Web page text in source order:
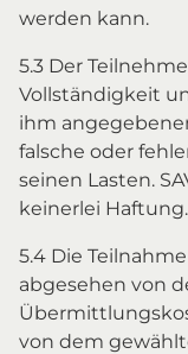
werden kann.
5.3 Der
Vollständigkeit
ihm
falsche oder
seinen Lasten.
keinerlei Haftung.
5.4 Die
abgesehen von
von dem